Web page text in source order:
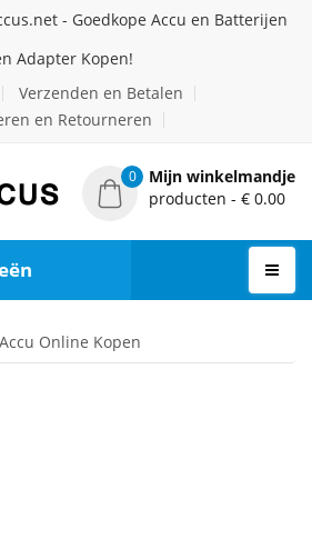
- Goedkope Accu en Batterijen
Adapter Kopen!
Verzenden en Betalen
en Retourneren
0
Mijn winkelmandje
producten - € 0.00
Online Kopen